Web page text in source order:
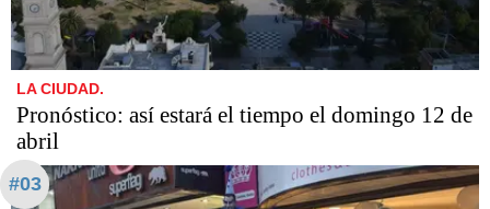
LA CIUDAD.
Pronóstico: así estará el tiempo el domingo 12 de
abril
#03